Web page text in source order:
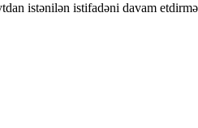
istənilən istifadəni davam